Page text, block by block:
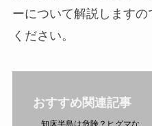
ーについて解説します
ください。
おすすめ関連記事
知床半島は危険？ヒグマな